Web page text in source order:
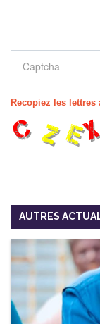
Recopiez les lettres
AUTRES